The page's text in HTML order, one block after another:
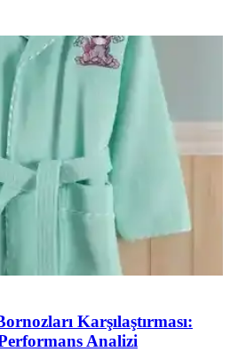
Karşılaştırması:
Analizi